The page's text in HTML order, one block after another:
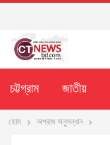
চট্টগ্রাম জাতীয়
হোম অপরাধ অনুসন্ধান